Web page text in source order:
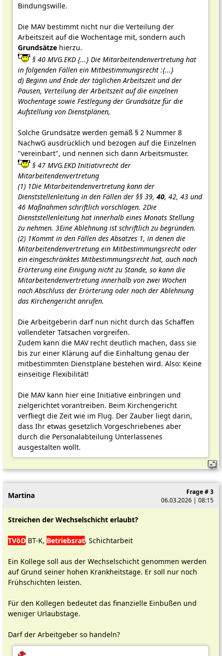
Bindungswille.
Die MAV bestimmt nicht nur die Verteilung der
Arbeitszeit auf die Wochentage mit, sondern auch
Grundsätze hierzu.
§ 40 MVG.EKD {...} Die Mitarbeitendenvertretung hat
in folgenden Fällen ein Mitbestimmungsrecht :{...}
d) Beginn und Ende der täglichen Arbeitszeit und der
Pausen, Verteilung der Arbeitszeit auf die einzelnen
Wochentage sowie Festlegung der Grundsätze für die
Aufstellung von Dienstplänen,
Solche Grundsätze werden gemäß § 2 Nummer 8
NachwG ausdrücklich und bezogen auf die Einzelnen
"vereinbart", und nennen sich dann Arbeitsmuster.
§ 47 MVG.EKD Initiativrecht der
Mitarbeitendenvertretung
(1) 1Die Mitarbeitendenvertretung kann der
Dienststellenleitung in den Fällen der §§ 39,40, 42, 43 und
46 Maßnahmen schriftlich vorschlagen. 2Die
Dienststellenleitung hat innerhalb eines Monats Stellung
zu nehmen. 3Eine Ablehnung ist schriftlich zu begründen.
(2) 1Kommt in den Fällen des Absatzes 1, in denen die
Mitarbeitendenvertretung ein Mitbestimmungsrecht oder
ein eingeschränktes Mitbestimmungsrecht hat, auch nach
Erörterung eine Einigung nicht zu Stande, so kann die
Mitarbeitendenvertretung innerhalb von zwei Wochen
nach Abschluss der Erörterung oder nach der Ablehnung
das Kirchengericht anrufen.
Die Arbeitgeberin darf nun nicht durch das Schaffen
vollendeter Tatsachen vorgreifen.
Zudem kann die MAV recht deutlich machen, dass sie
bis zur einer Klärung auf die Einhaltung genau der
mitbestimmten Dienstpläne bestehen wird. Also: Keine
einseitige Flexibilität!
Die MAV kann hier eine Initiative einbringen und
zielgerichtet vorantreiben. Beim Kirchengericht
verfliegt die Zeit wie im Flug. Der Zauber liegt darin,
dass Ihr etwas gesetzlich Vorgeschriebenes aber
durch die Personalabteilung Unterlassenes
ausgestalten wollt.
Martina
Frage # 3
06.03.2026 | 08:15
Streichen der Wechselschicht erlaubt?
TVöD BT-K, Betriebsrat, Schichtarbeit
Ein Kollege soll aus der Wechselschicht genommen werden
auf Grund seiner hohen Krankheitstage. Er soll nur noch
Frühschichten leisten.
Für den Kollegen bedeutet das finanzielle Einbußen und
weniger Urlaubstage.
Darf der Arbeitgeber so handeln?